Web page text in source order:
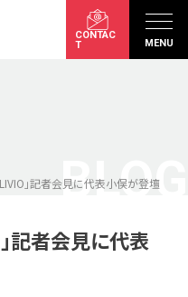
CONTAC
T
MENU
BLOG
」記者会見に代表小俣が登壇
記者会見に代表